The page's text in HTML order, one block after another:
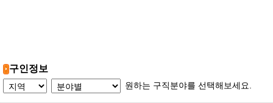
구인정보
원하는 구직분야를 선택해보세요.